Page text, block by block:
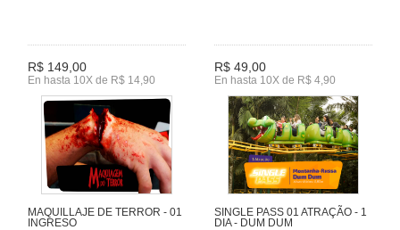
R$ 149,00
En hasta 10X de R$ 14,90
R$ 49,00
En hasta 10X de R$ 4,90
MAQUILLAJE DE TERROR - 01
INGRESO
SINGLE PASS 01 ATRAÇÃO - 1
DIA - DUM DUM